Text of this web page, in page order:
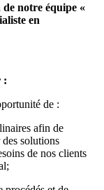
notre équipe «
en
:
de :
afin de
solutions
de nos clients